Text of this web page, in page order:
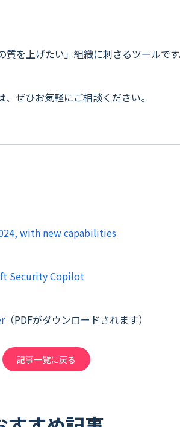
を上げたい」組織に刺さるツール
ぜひお気軽にご相談ください。
with new capabilities
Security Copilot
（PDFがダウンロードされます）
記事一覧に戻る